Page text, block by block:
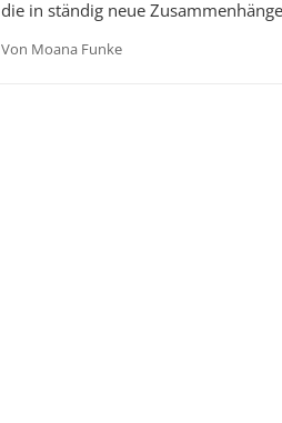
die in ständig neue
Von Moana Funke